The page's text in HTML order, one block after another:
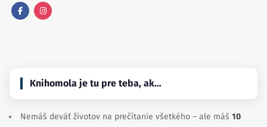
Knihomola je tu pre teba, ak…
Nemáš deväť životov na prečítanie všetkého – ale máš 10